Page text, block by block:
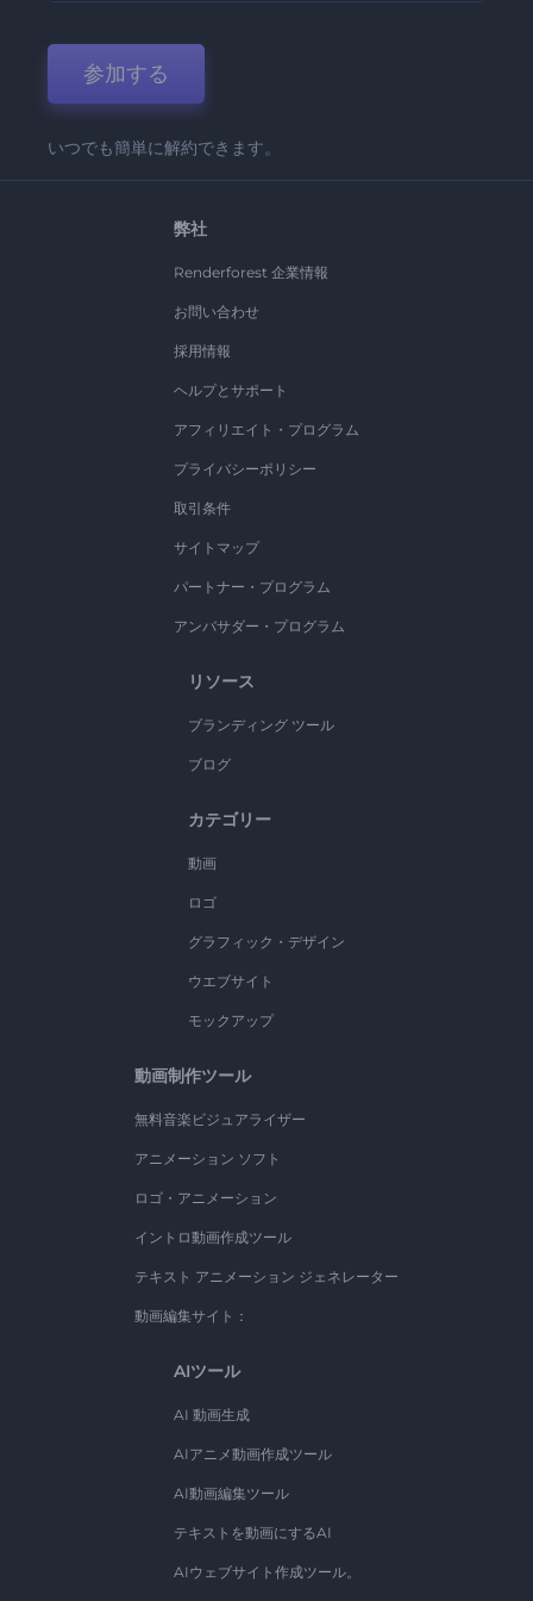
参加する
いつでも簡単に解約できます。
弊社
Renderforest 企業情報
お問い合わせ
採用情報
ヘルプとサポート
アフィリエイト・プログラム
プライバシーポリシー
取引条件
サイトマップ
パートナー・プログラム
アンバサダー・プログラム
リソース
ブランディング ツール
ブログ
カテゴリー
動画
ロゴ
グラフィック・デザイン
ウエブサイト
モックアップ
動画制作ツール
無料音楽ビジュアライザー
アニメーション ソフト
ロゴ・アニメーション
イントロ動画作成ツール
テキスト アニメーション ジェネレーター
動画編集サイト：
AIツール
AI 動画生成
AIアニメ動画作成ツール
AI動画編集ツール
テキストを動画にするAI
AIウェブサイト作成ツール。